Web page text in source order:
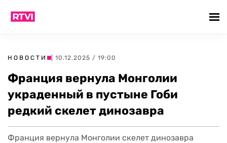
НОВОСТИ | 10.12.2025 / 19:00
Франция вернула Монголии
украденный в пустыне Гоби
редкий скелет динозавра
Франция вернула Монголии скелет динозавра